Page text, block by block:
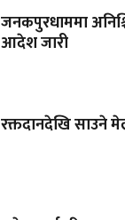
जनकपुरधाममा
आदेश जारी
रक्तदानदेखि साउने